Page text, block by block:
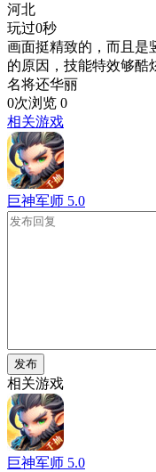
河北
玩过0秒
画面挺精致的，而且是
的原因，技能特效够酷
名将还华丽
0次浏览 0
相关游戏
巨神军师 5.0
发布
相关游戏
巨神军师 5.0